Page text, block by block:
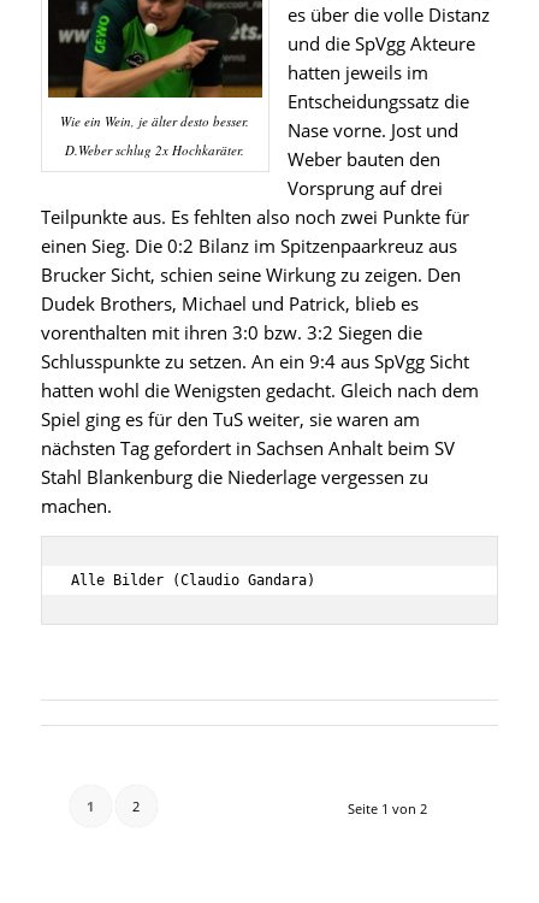
Wie ein Wein, je älter desto besser.
D.Weber schlug 2x Hochkaräter.
es über die volle Distanz
und die SpVgg Akteure
hatten jeweils im
Entscheidungssatz die
Nase vorne. Jost und
Weber bauten den
Vorsprung auf drei
Teilpunkte aus. Es fehlten also noch zwei Punkte für
einen Sieg. Die 0:2 Bilanz im Spitzenpaarkreuz aus
Brucker Sicht, schien seine Wirkung zu zeigen. Den
Dudek Brothers, Michael und Patrick, blieb es
vorenthalten mit ihren 3:0 bzw. 3:2 Siegen die
Schlusspunkte zu setzen. An ein 9:4 aus SpVgg Sicht
hatten wohl die Wenigsten gedacht. Gleich nach dem
Spiel ging es für den TuS weiter, sie waren am
nächsten Tag gefordert in Sachsen Anhalt beim SV
Stahl Blankenburg die Niederlage vergessen zu
machen.
Alle Bilder (Claudio Gandara)
Seite 1 von 2
1 2